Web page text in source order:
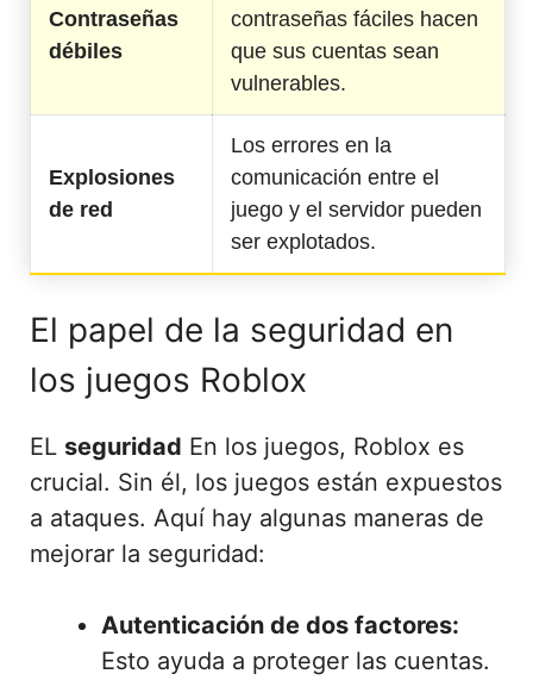
Contraseñas
débiles
contraseñas fáciles hacen
que sus cuentas sean
vulnerables.
Explosiones
de red
Los errores en la
comunicación entre el
juego y el servidor pueden
ser explotados.
El papel de la seguridad en
los juegos Roblox
EL seguridad En los juegos, Roblox es
crucial. Sin él, los juegos están expuestos
a ataques. Aquí hay algunas maneras de
mejorar la seguridad:
Autenticación de dos factores:
Esto ayuda a proteger las cuentas.